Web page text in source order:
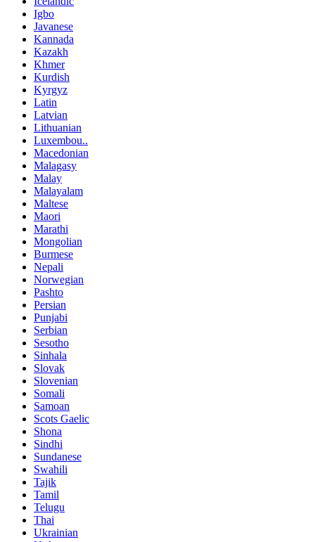
Igbo
Javanese
Kannada
Kazakh
Khmer
Kurdish
Kyrgyz
Latin
Latvian
Lithuanian
Luxembou..
Macedonian
Malagasy
Malay
Malayalam
Maltese
Maori
Marathi
Mongolian
Burmese
Nepali
Norwegian
Pashto
Persian
Punjabi
Serbian
Sesotho
Sinhala
Slovak
Slovenian
Somali
Samoan
Scots Gaelic
Shona
Sindhi
Sundanese
Swahili
Tajik
Tamil
Telugu
Thai
Ukrainian